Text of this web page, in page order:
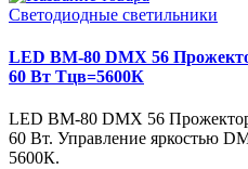
Светодиодные светильники
LED BM-80 DMX 56
60 Вт Тцв=5600К
LED BM-80 DMX 56
60 Вт. Управление яркостью
5600К.